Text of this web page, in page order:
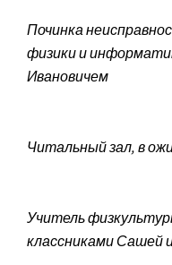
Починка
физики и
Ивановичем
Читальный зал, в
Учитель
классниками Сашей